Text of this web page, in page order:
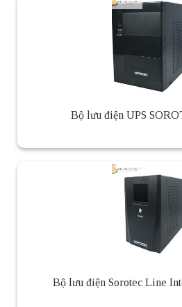
Bộ lưu điện UPS
Bộ lưu điện Sorotec Line